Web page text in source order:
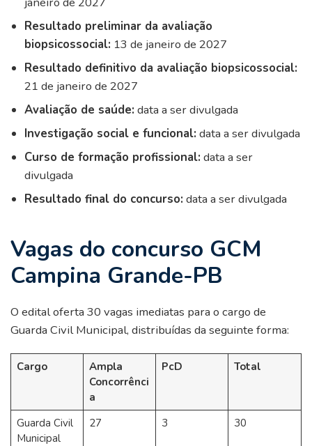
Resultado preliminar da avaliação
biopsicossocial: 13 de janeiro de 2027
Resultado definitivo da avaliação biopsicossocial:
21 de janeiro de 2027
Avaliação de saúde: data a ser divulgada
Investigação social e funcional: data a ser divulgada
Curso de formação profissional: data a ser
divulgada
Resultado final do concurso: data a ser divulgada
Vagas do concurso GCM
Campina Grande-PB
O edital oferta 30 vagas imediatas para o cargo de
Guarda Civil Municipal, distribuídas da seguinte forma:
Cargo
Ampla
Concorrênci
a
PcD Total
Guarda Civil
Municipal
27 3 30